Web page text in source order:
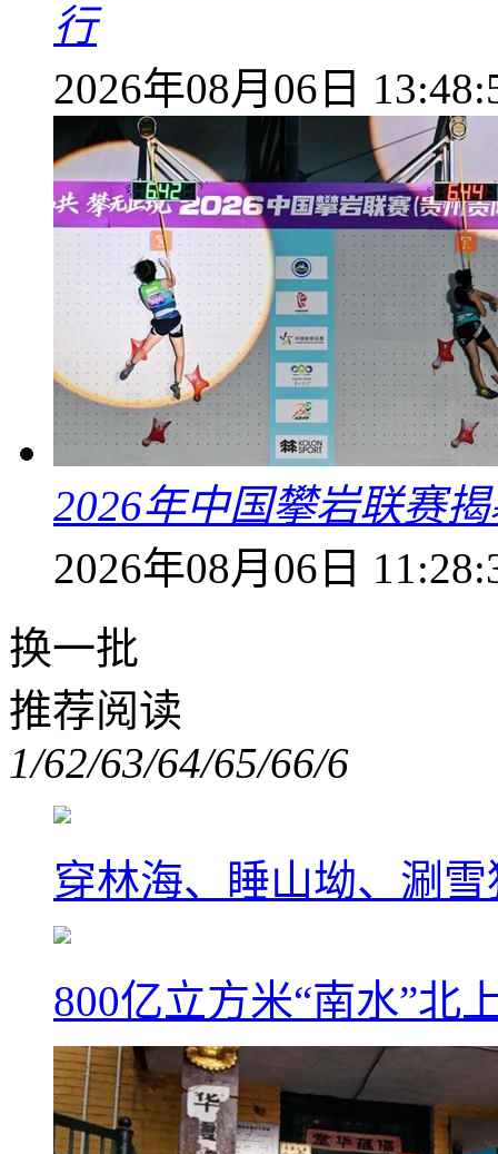
行
2026年08月06日
2026年中国攀岩联赛
2026年08月06日
换一批
推荐阅读
1/62/63/64/65/66/6
穿林海、睡山坳、涮
800亿立方米“南水”北